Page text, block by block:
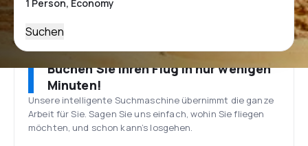
Suchen
Buchen Sie Ihren Flug in nur wenigen
Minuten!
Unsere intelligente Suchmaschine übernimmt die ganze
Arbeit für Sie. Sagen Sie uns einfach, wohin Sie fliegen
möchten, und schon kann’s losgehen.